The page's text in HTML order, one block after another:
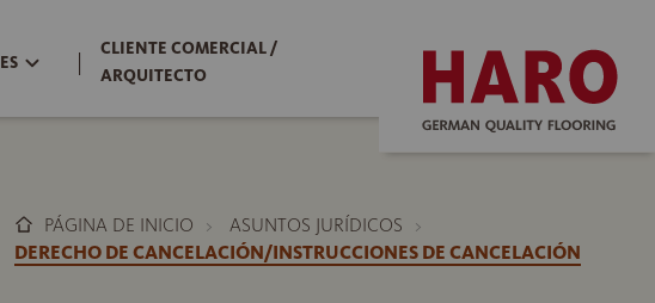
ES |
CLIENTE COMERCIAL /
ARQUITECTO
PÁGINA DE INICIO
ASUNTOS JURÍDICOS
DERECHO DE CANCELACIÓN/INSTRUCCIONES DE CANCELACIÓN